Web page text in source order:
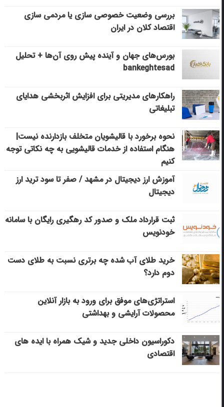
بررسی وضعیت خصوصی سازی یا مردمی سازی
اقتصاد کلان در ایران
بورس‌های جهان و آینده پیش روی آن‌ها + تحلیل
bankeghtesad
راهکارهای مدیریتی برای افزایش اثربخشی هدایای
تبلیغاتی
نحوه برخورد با قالیشویان متخلف بازدارنده نیست|
هنگام استفاده از خدمات قالیشویی به چه نکاتی توجه
کنیم
آموزش ارز دیجیتال در مشهد / صفر تا سود ترید ارز
دیجیتال
ثبت قرارداد ملک و صدور کد رهگیری رایگان با سامانه
خودنویس
خرید طلای آب شده چه برتری نسبت به طلای دست
دوم دارد؟
استراتژی‌های موفق برای ورود به بازار آنلاین
محصولات آرایشی و بهداشتی
دکوراسیون داخلی جدید و شیک همراه با ایده های
اقتصادی